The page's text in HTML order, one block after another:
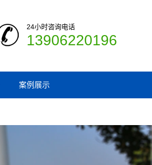
24小时咨询电话
13906220196
案例展示